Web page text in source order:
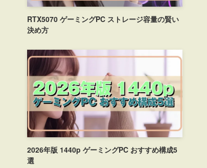
RTX5070 ゲーミングPC ストレージ容量の賢い
決め方
2026年版 1440p ゲーミングPC おすすめ構成5
選